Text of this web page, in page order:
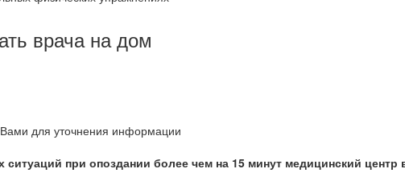
врача на дом
для уточнения информации
при опоздании более чем на 15 минут медицинский центр